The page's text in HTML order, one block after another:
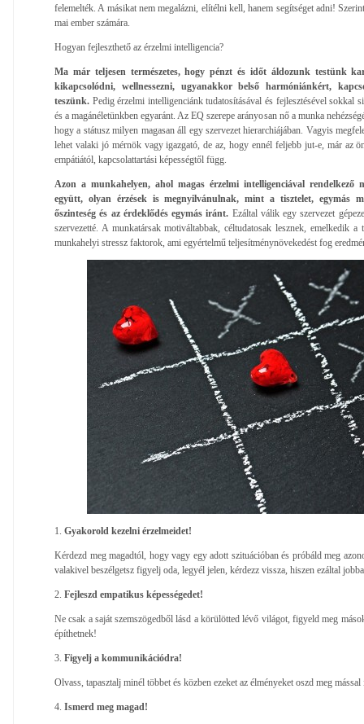
felemelték. A másikat nem megalázni, elítélni kell, hanem segítséget adni!
mai ember számára.
Hogyan fejleszthető az érzelmi intelligencia?
Ma már teljesen természetes, hogy pénzt és időt áldozunk testünk
kikapcsolódni, wellnessezni, ugyanakkor belső harmóniánkért,
teszünk. Pedig érzelmi intelligenciánk tudatosításával és fejlesztésével sokkal
és a magánéletünkben egyaránt. Az EQ szerepe arányosan nő a munka
hogy a státusz milyen magasan áll egy szervezet hierarchiájában. Vagyis
lehet valaki jó mérnök vagy igazgató, de az, hogy ennél feljebb jut-e, már az
empátiától, kapcsolattartási képességtől függ.
Azon a munkahelyen, ahol magas érzelmi intelligenciával rendelkező
együtt, olyan érzések is megnyilvánulnak, mint a tisztelet, egymás
őszinteség és az érdeklődés egymás iránt. Ezáltal válik egy szervezet
szervezetté. A munkatársak motiváltabbak, céltudatosak lesznek, emelkedik a
munkahelyi stressz faktorok, ami egyértelmű teljesítménynövekedést fog
1. Gyakorold kezelni érzelmeidet!
Kérdezd meg magadtól, hogy vagy egy adott szituációban és próbáld meg
valakivel beszélgetsz figyelj oda, legyél jelen, kérdezz vissza, hiszen ezáltal
2. Fejleszd empatikus képességedet!
Ne csak a saját szemszögedből lásd a körülötted lévő világot, figyeld meg
építhetnek!
3. Figyelj a kommunikációdra!
Olvass, tapasztalj minél többet és közben ezeket az élményeket oszd meg
4. Ismerd meg magad!